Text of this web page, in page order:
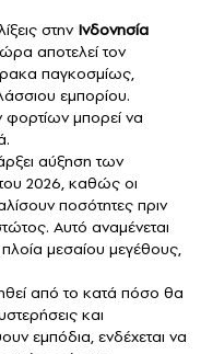
στηνΙνδονησία
αποτελεί τον
παγκοσμίως,
εμπορίου.
μπορεί να
αύξηση των
2026, καθώς οι
ποσότητες πριν
Αυτό αναμένεται
μεσαίου μεγέθους,
από το κατά πόσο θα
και
εμπόδια, ενδέχεται να